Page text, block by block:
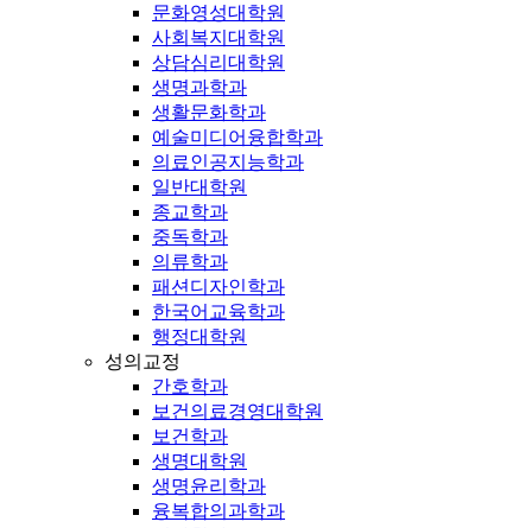
문화영성대학원
사회복지대학원
상담심리대학원
생명과학과
생활문화학과
예술미디어융합학과
의료인공지능학과
일반대학원
종교학과
중독학과
의류학과
패션디자인학과
한국어교육학과
행정대학원
성의교정
간호학과
보건의료경영대학원
보건학과
생명대학원
생명윤리학과
융복합의과학과